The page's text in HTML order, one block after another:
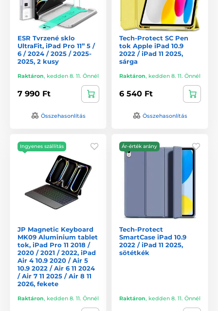
ESR Tvrzené sklo
UltraFit, iPad Pro 11” 5 /
6 / 2024 / 2025 / 2025-
2025, 2 kusy
Raktáron, kedden 8. 11. Önnél
7 990 Ft
Összehasonlítás
Tech-Protect SC Pen
tok Apple iPad 10.9
2022 / iPad 11 2025,
sárga
Raktáron, kedden 8. 11. Önnél
6 540 Ft
Összehasonlítás
Ingyenes szállítás
JP Magnetic Keyboard
MK09 Aluminium tablet
tok, iPad Pro 11 2018 /
2020 / 2021 / 2022, iPad
Air 4 10.9 2020 / Air 5
10.9 2022 / Air 6 11 2024
/ Air 7 11 2025 / Air 8 11
2026, fekete
Raktáron, kedden 8. 11. Önnél
Ár-érték arány
Tech-Protect
SmartCase iPad 10.9
2022 / iPad 11 2025,
sötétkék
Raktáron, kedden 8. 11. Önnél